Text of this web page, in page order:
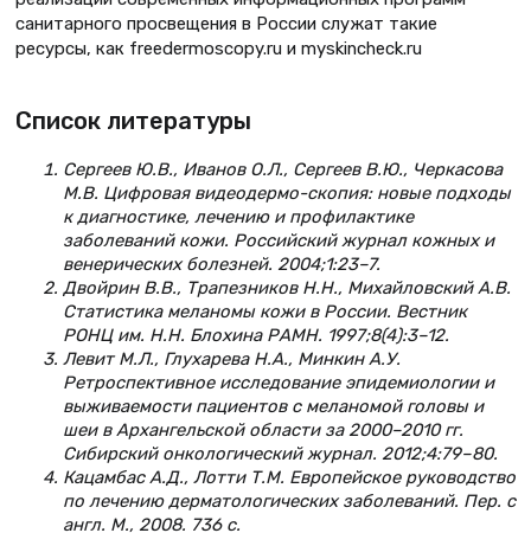
санитарного просвещения в России служат такие
ресурсы, как freedermoscopy.ru и myskincheck.ru
Список литературы
Сергеев Ю.В., Иванов О.Л., Сергеев В.Ю., Черкасова
М.В. Цифровая видеодермо-скопия: новые подходы
к диагностике, лечению и профилактике
заболеваний кожи. Российский журнал кожных и
венерических болезней. 2004;1:23–7.
Двойрин В.В., Трапезников Н.Н., Михайловский А.В.
Статистика меланомы кожи в России. Вестник
РОНЦ им. Н.Н. Блохина РАМН. 1997;8(4):3–12.
Левит М.Л., Глухарева Н.А., Минкин А.У.
Ретроспективное исследование эпидемиологии и
выживаемости пациентов с меланомой головы и
шеи в Архангельской области за 2000–2010 гг.
Сибирский онкологический журнал. 2012;4:79–80.
Кацамбас А.Д., Лотти Т.М. Европейское руководство
по лечению дерматологических заболеваний. Пер. с
англ. М., 2008. 736 с.